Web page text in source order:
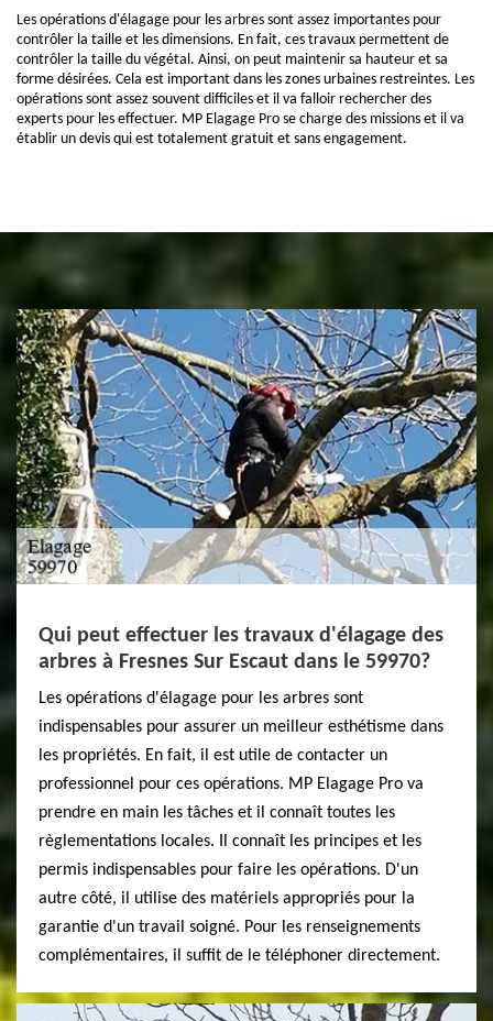
Les opérations d'élagage pour les arbres sont assez importantes pour
contrôler la taille et les dimensions. En fait, ces travaux permettent de
contrôler la taille du végétal. Ainsi, on peut maintenir sa hauteur et sa
forme désirées. Cela est important dans les zones urbaines restreintes. Les
opérations sont assez souvent difficiles et il va falloir rechercher des
experts pour les effectuer. MP Elagage Pro se charge des missions et il va
établir un devis qui est totalement gratuit et sans engagement.
Qui peut effectuer les travaux d'élagage des
arbres à Fresnes Sur Escaut dans le 59970?
Les opérations d'élagage pour les arbres sont
indispensables pour assurer un meilleur esthétisme dans
les propriétés. En fait, il est utile de contacter un
professionnel pour ces opérations. MP Elagage Pro va
prendre en main les tâches et il connaît toutes les
règlementations locales. Il connaît les principes et les
permis indispensables pour faire les opérations. D'un
autre côté, il utilise des matériels appropriés pour la
garantie d'un travail soigné. Pour les renseignements
complémentaires, il suffit de le téléphoner directement.